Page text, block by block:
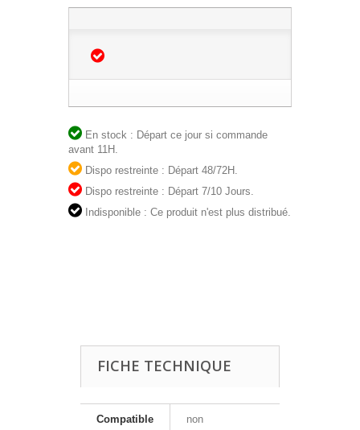
En stock : Départ ce jour si commande
avant 11H.
Dispo restreinte : Départ 48/72H.
Dispo restreinte : Départ 7/10 Jours.
Indisponible : Ce produit n'est plus distribué.
FICHE TECHNIQUE
Compatible non